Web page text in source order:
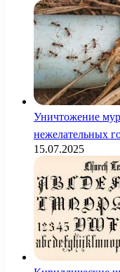
Уничтожение
нежелательных
15.07.2025